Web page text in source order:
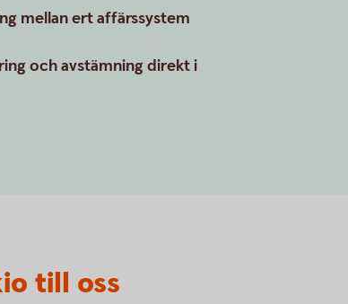
mellan ert affärssystem
och avstämning direkt i
till oss